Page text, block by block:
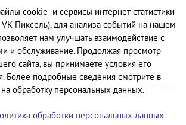
персональных данных
«Компания Квадро Плюс»
бесплатные изображения с ресурса
cookie и сервисы интернет-статистики
VK Пиксель), для анализа событий на нашем
нам улучшать взаимодействие с
и обслуживание. Продолжая просмотр
сайта, вы принимаете условия его
Более подробные сведения смотрите в
обработку персональных данных.
обработки персональных данных